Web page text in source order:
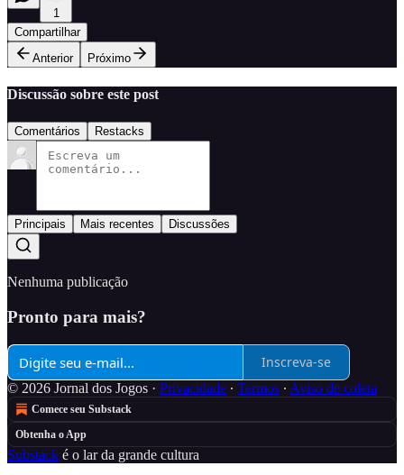
1
Compartilhar
Anterior
Próximo
Discussão sobre este post
Comentários Restacks
Principais Mais recentes Discussões
Nenhuma publicação
Pronto para mais?
Inscreva-se
© 2026 Jornal dos Jogos · Privacidade ∙ Termos ∙ Aviso de coleta
Comece seu Substack
Obtenha o App
Substack é o lar da grande cultura